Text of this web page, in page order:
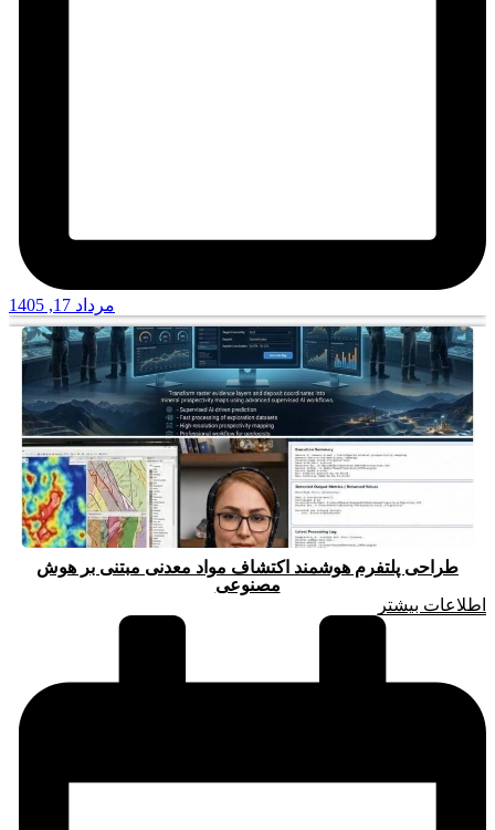
مرداد 17, 1405
طراحی پلتفرم هوشمند اکتشاف مواد معدنی مبتنی بر هوش
مصنوعی
اطلاعات بیشتر